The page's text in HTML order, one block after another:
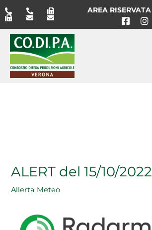
Vai
al
contenuto
AREA RISERVATA
ALERT del 15/10/2022
Allerta Meteo